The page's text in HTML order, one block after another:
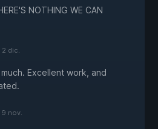
NOTHING WE CAN
2 dic.
Excellent work, and
9 nov.